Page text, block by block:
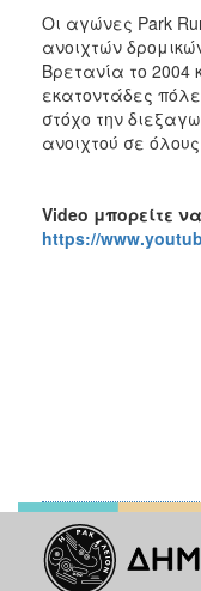
Οι αγώνες Park
ανοιχτών
Βρετανία το 2004
εκατοντάδες
στόχο την
ανοιχτού σε
Video μπορείτε
https://